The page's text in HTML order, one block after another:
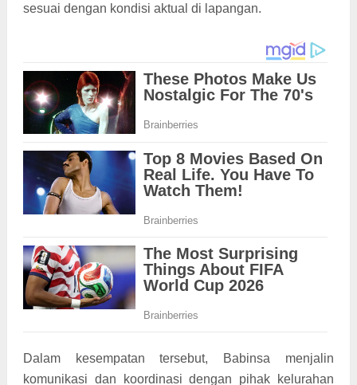
sesuai dengan kondisi aktual di lapangan.
Dalam kesempatan tersebut, Babinsa menjalin
komunikasi dan koordinasi dengan pihak kelurahan